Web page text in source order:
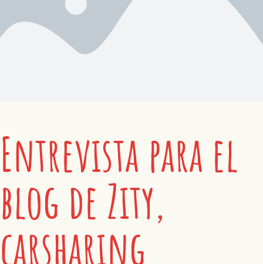
Entrevista para el
blog de Zity,
carsharing